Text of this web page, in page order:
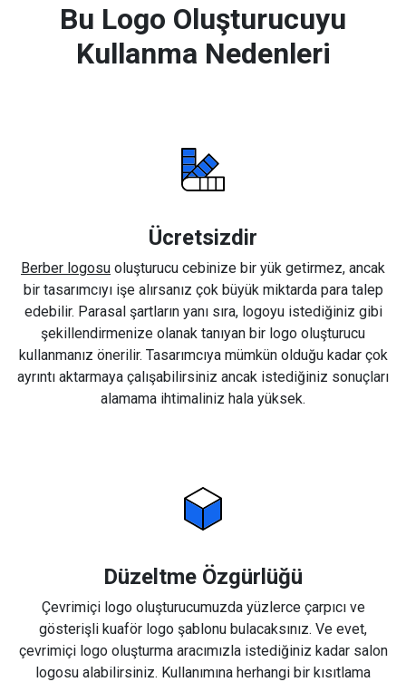
Bu Logo Oluşturucuyu
Kullanma Nedenleri
Ücretsizdir
Berber logosu oluşturucu cebinize bir yük getirmez, ancak
bir tasarımcıyı işe alırsanız çok büyük miktarda para talep
edebilir. Parasal şartların yanı sıra, logoyu istediğiniz gibi
şekillendirmenize olanak tanıyan bir logo oluşturucu
kullanmanız önerilir. Tasarımcıya mümkün olduğu kadar çok
ayrıntı aktarmaya çalışabilirsiniz ancak istediğiniz sonuçları
alamama ihtimaliniz hala yüksek.
Düzeltme Özgürlüğü
Çevrimiçi logo oluşturucumuzda yüzlerce çarpıcı ve
gösterişli kuaför logo şablonu bulacaksınız. Ve evet,
çevrimiçi logo oluşturma aracımızla istediğiniz kadar salon
logosu alabilirsiniz. Kullanımına herhangi bir kısıtlama